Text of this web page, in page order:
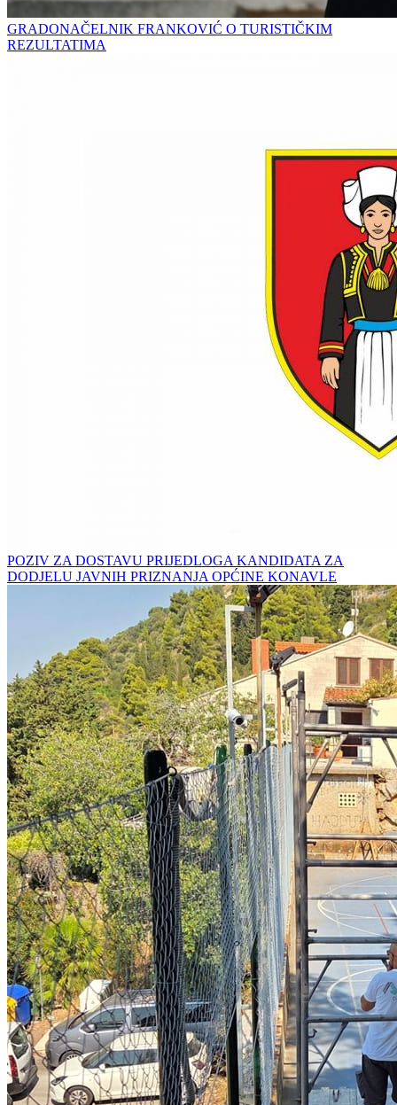
GRADONAČELNIK FRANKOVIĆ O TURISTIČKIM
REZULTATIMA
POZIV ZA DOSTAVU PRIJEDLOGA KANDIDATA ZA
DODJELU JAVNIH PRIZNANJA OPĆINE KONAVLE